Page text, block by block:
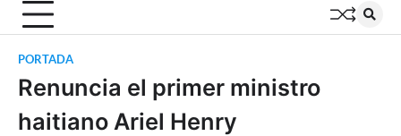
PORTADA
Renuncia el primer ministro
haitiano Ariel Henry